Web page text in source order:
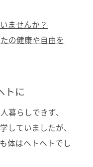
ませんか？
の健康や自由を
トに
暮らしできず、
していましたが、
体はヘトヘトでし